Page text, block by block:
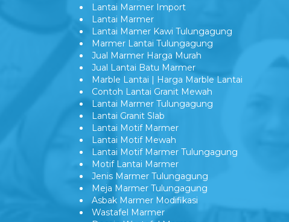
Daftar Harga Lantai Marmer Per Meter
Lantai Marmer Import
Lantai Marmer
Lantai Mamer Kawi Tulungagung
Marmer Lantai Tulungagung
Jual Marmer Harga Murah
Jual Lantai Batu Marmer
Marble Lantai | Harga Marble Lantai
Contoh Lantai Granit Mewah
Lantai Marmer Tulungagung
Lantai Granit Slab
Lantai Motif Marmer
Lantai Motif Mewah
Lantai Motif Marmer Tulungagung
Motif Lantai Marmer
Jenis Marmer Tulungagung
Meja Marmer Tulungagung
Asbak Marmer Modifikasi